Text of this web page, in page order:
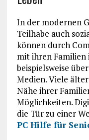
In der modernen
Teilhabe auch
können durch
mit ihren Familien
beispielsweise
Medien. Viele
Nähe ihrer
Möglichkeiten.
die Tür zu einer
PC Hilfe für